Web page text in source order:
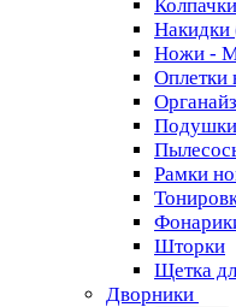
Накидки
Ножи -
Оплетки
Подушки
Рамки
Шторки
Щетка
Дворники